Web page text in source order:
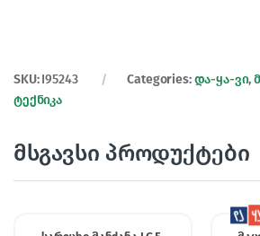
SKU:I95243 Categories:და-ყა-ვი,
ტექნიკა
მსგავსი პროდუქტები